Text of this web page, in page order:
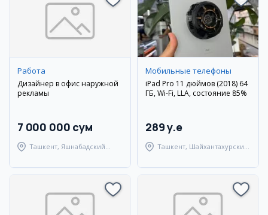
Работа
Дизайнер в офис наружной
рекламы
7 000 000 сум
Ташкент, Яшнабадский
Мобильные телефоны
iPad Pro 11 дюймов (2018) 64
ГБ, Wi-Fi, LLA, состояние 85%
289 y.e
Ташкент, Шайхантахурский